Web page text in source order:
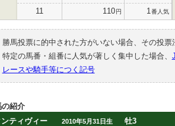
11 110円 1 番人気
勝馬投票に的中された方がいない場合、その投
特定の馬番・組番に人気が著しく集中した場合、
レースや騎手等につく記号
の紹介
ンティヴィー
2010年5月31日生 牡3